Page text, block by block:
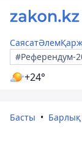
СаясатӘлем
#Референдум-
+24°
Басты